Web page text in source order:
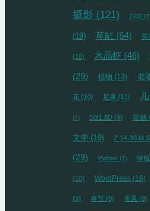
摄影 (121) CO2
(19) 草缸 (64) 莫
(10) 水晶虾 (46)
(29) 植物 (13) 老
花 (10) 尼康 (11)
(7) 50/1.8D (9) 盆栽
文学 (19) Z 14-30 f4 S
(29) Python (7) 绿植
(10) WordPress (16)
(9) 春节 (9) 美凤 (9)